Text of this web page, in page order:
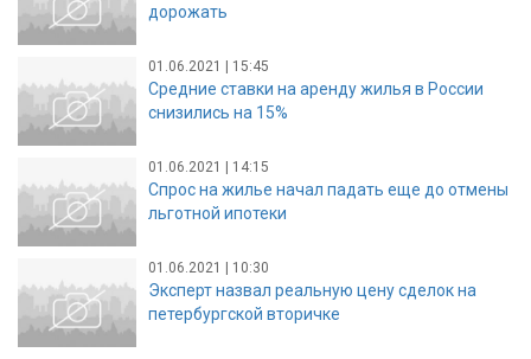
дорожать
01.06.2021 | 15:45
Средние ставки на аренду жилья в России
снизились на 15%
01.06.2021 | 14:15
Спрос на жилье начал падать еще до отмены
льготной ипотеки
01.06.2021 | 10:30
Эксперт назвал реальную цену сделок на
петербургской вторичке